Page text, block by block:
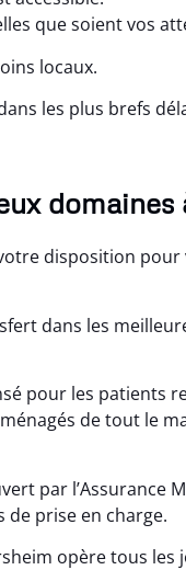
que soient vos
locaux.
les plus brefs
domaines
disposition
dans les
pour les patients
de tout le
par l’Assurance
prise en charge.
opère tous